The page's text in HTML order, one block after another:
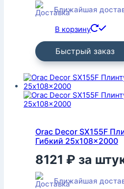
Ближайшая
В корзину
Быстрый заказ
Orac Decor SX155F
Гибкий 25x108x2000
8121 ₽ за
Ближайшая